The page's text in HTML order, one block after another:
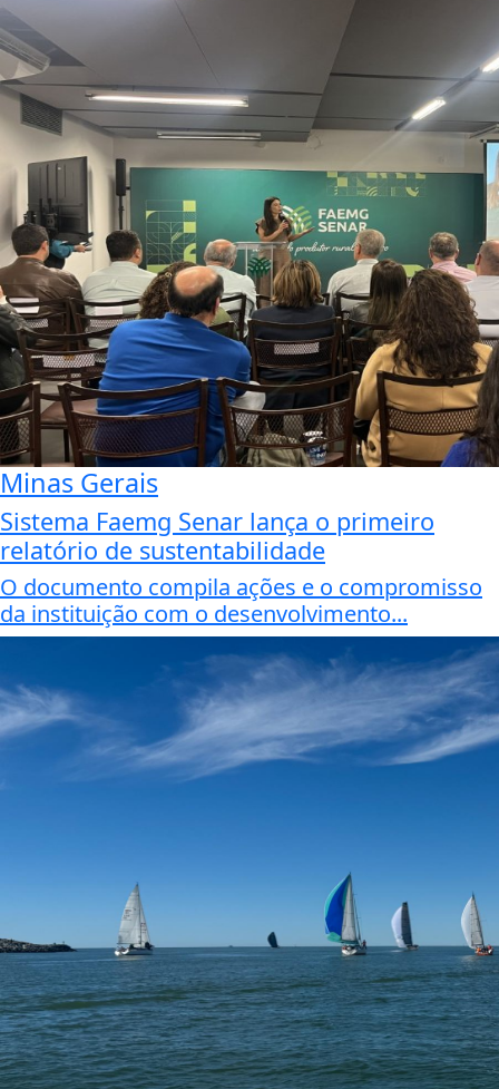
Minas Gerais
Sistema Faemg Senar lança o primeiro
relatório de sustentabilidade
O documento compila ações e o compromisso
da instituição com o desenvolvimento...